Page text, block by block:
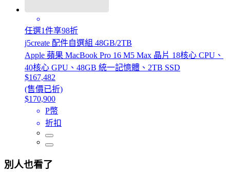
任選1件享98折
j5create 配件自選組 48GB/2TB
Apple 蘋果 MacBook Pro 16 M5 Max 晶片 18核心 CPU、
40核心 GPU、48GB 統一記憶體、2TB SSD
$167,482
(售價已折)
$170,900
P幣
折扣
別人也看了